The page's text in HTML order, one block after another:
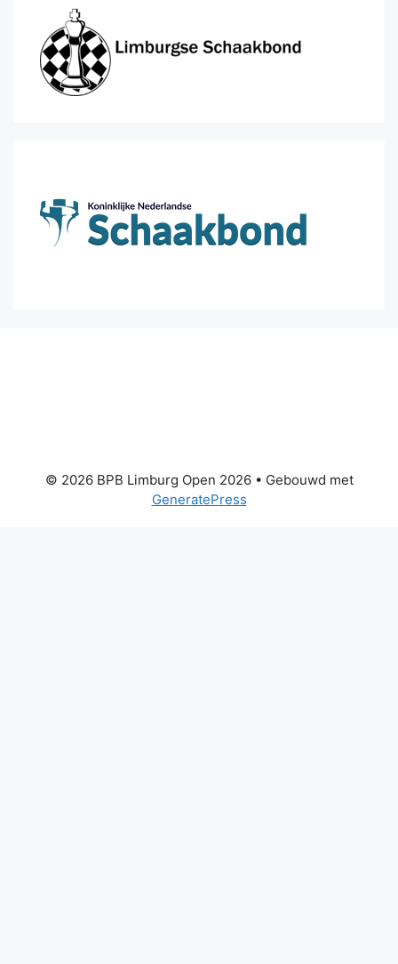
© 2026 BPB Limburg Open 2026• Gebouwd met
GeneratePress